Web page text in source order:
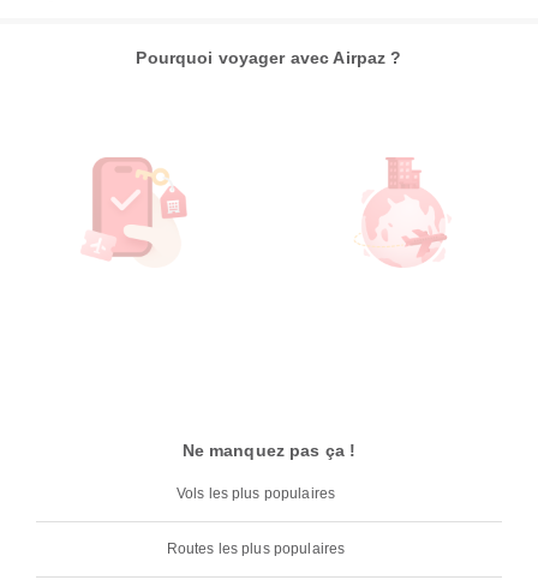
Pourquoi voyager avec Airpaz ?
Ne manquez pas ça !
Vols les plus populaires
Routes les plus populaires